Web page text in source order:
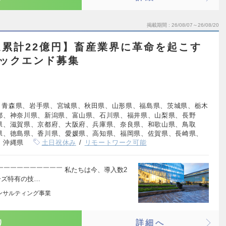
掲載期間 26/08/07～26/08/20
計22億円】畜産業界に革命を起こす
クエンド募集
森県、岩手県、宮城県、秋田県、山形県、福島県、茨城県、栃木
神奈川県、新潟県、富山県、石川県、福井県、山梨県、長野
滋賀県、京都府、大阪府、兵庫県、奈良県、和歌山県、鳥取
徳島県、香川県、愛媛県、高知県、福岡県、佐賀県、長崎県、
沖縄県
土日祝休み リモートワーク可能
￣￣￣￣￣￣￣￣ 私たちは今、導入数2
ズ特有の技…
サルティング事業
詳細へ